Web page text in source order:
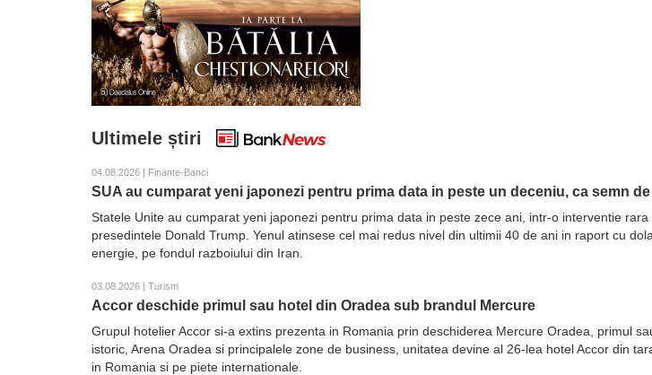
Ultimele știri
04.08.2026 | Finante-Banci
SUA au cumparat yeni japonezi pentru prima data in peste un deceniu, ca semn
Statele Unite au cumparat yeni japonezi pentru prima data in peste zece ani, intr-o interventie
presedintele Donald Trump. Yenul atinsese cel mai redus nivel din ultimii 40 de ani in raport cu
energie, pe fondul razboiului din Iran.
03.08.2026 | Turism
Accor deschide primul sau hotel din Oradea sub brandul Mercure
Grupul hotelier Accor si-a extins prezenta in Romania prin deschiderea Mercure Oradea, primul
istoric, Arena Oradea si principalele zone de business, unitatea devine al 26-lea hotel Accor din
in Romania si pe piete internationale.